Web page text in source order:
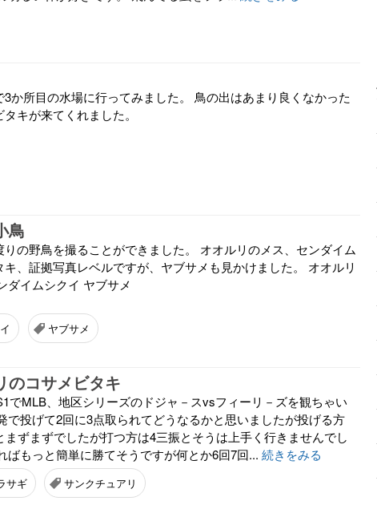
か所目の水場に行ってみました。 鳥の出はあまり良くなかった
キが来てくれました。
鳥
りの野鳥を撮ることができました。 オオルリのメス、センダイム
、証拠写真レベルですが、ヤブサメも見かけました。 オオルリ
ダイムシクイ ヤブサメ
ヤブサメ
のコサメビタキ
でMLB、地区シリーズのドジャ－スvsフィーリ－ズを観ちゃい
で投げて2回に3点取られてどうなるかと思いましたが投げる方
まずまずでしたが打つ方は4三振とそうは上手く行きませんでし
ばもっと簡単に勝てそうですが何とか6回7回... 続きをみる
サギ サンクチュアリ